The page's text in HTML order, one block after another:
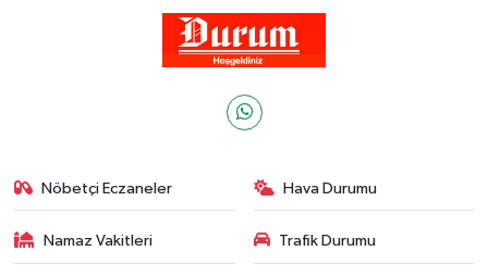
Nöbetçi Eczaneler Hava Durumu
Namaz Vakitleri Trafik Durumu